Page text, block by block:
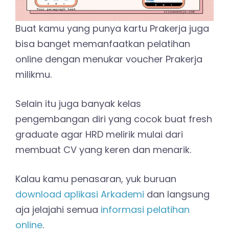
Buat kamu yang punya kartu Prakerja juga
bisa banget memanfaatkan pelatihan
online dengan menukar voucher Prakerja
milikmu.
Selain itu juga banyak kelas
pengembangan diri yang cocok buat fresh
graduate agar HRD melirik mulai dari
membuat CV yang keren dan menarik.
Kalau kamu penasaran, yuk buruan
download aplikasi Arkademi dan langsung
aja jelajahi semua informasi pelatihan
online.